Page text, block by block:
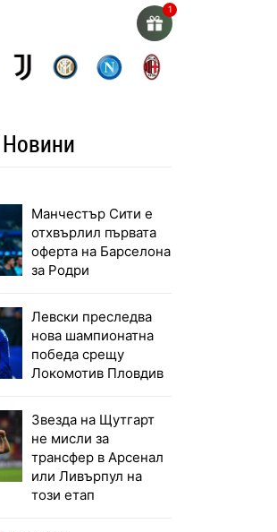
Манчестър Сити е
отхвърлил първата
оферта на Барселона
за Родри
Левски преследва
нова шампионатна
победа срещу
Локомотив Пловдив
Звезда на Щутгарт
не мисли за
трансфер в Арсенал
или Ливърпул на
този етап